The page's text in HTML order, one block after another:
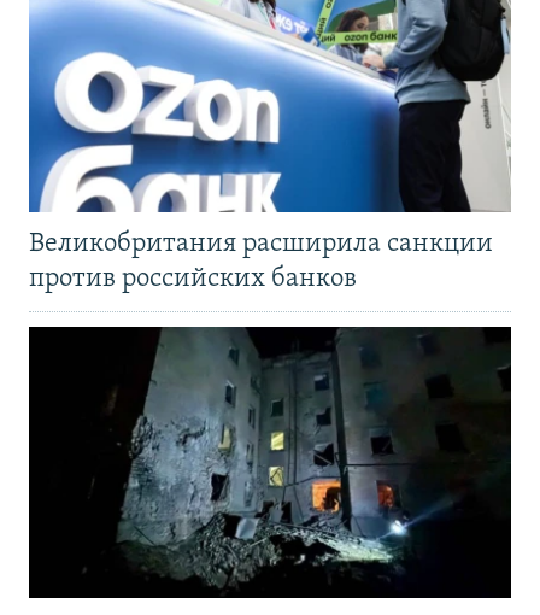
Великобритания расширила санкции
против российских банков